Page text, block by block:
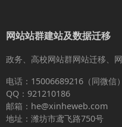
网站站群建站及数据迁移
政务、高校网站群网站迁移、
电话：15006689216（同微信）
QQ：921210186
邮箱：he@xinheweb.com
地址：潍坊市鸢飞路750号